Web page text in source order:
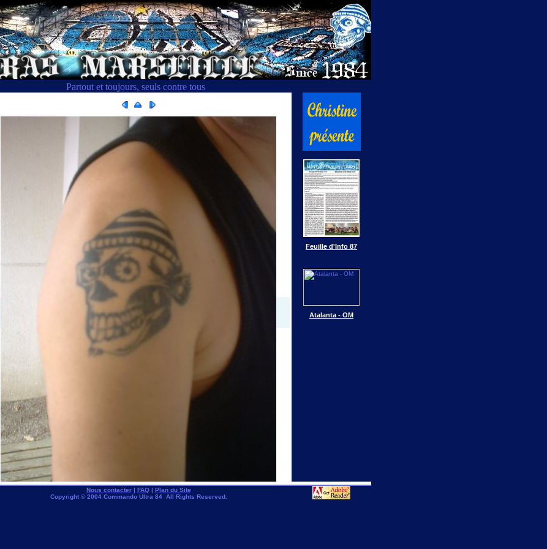
Partout et toujours, seuls contre tous
Feuille d'Info 87
Atalanta - OM
Nous contacter| FAQ| Plan du Site
Copyright © 2004 Commando Ultra 84 All Rights Reserved.